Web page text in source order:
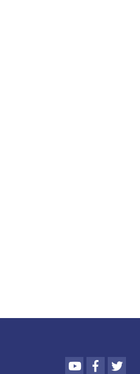
Youtube Facebook